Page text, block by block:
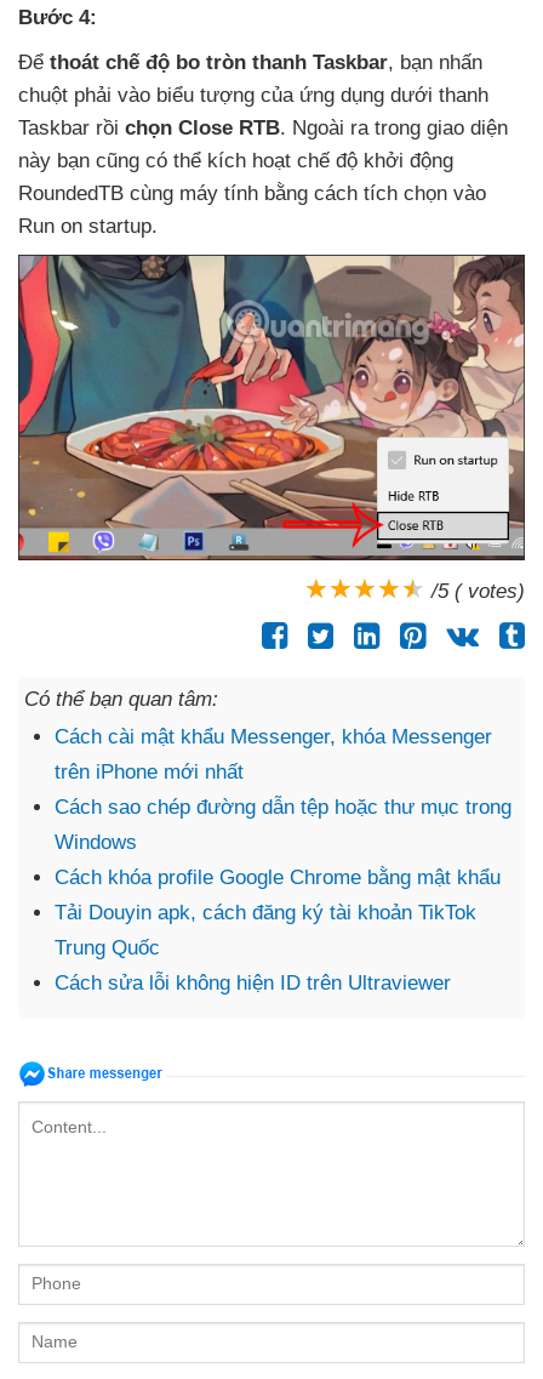
Bước 4:
Để thoát chế độ bo tròn thanh Taskbar, bạn nhấn
chuột phải vào biểu tượng của ứng dụng dưới thanh
Taskbar rồi chọn Close RTB. Ngoài ra trong giao diện
này bạn cũng có thể kích hoạt chế độ khởi động
RoundedTB cùng máy tính bằng cách tích chọn vào
Run on startup.
/5 ( votes)
Có thể bạn quan tâm:
Cách cài mật khẩu Messenger, khóa Messenger
trên iPhone mới nhất
Cách sao chép đường dẫn tệp hoặc thư mục trong
Windows
Cách khóa profile Google Chrome bằng mật khẩu
Tải Douyin apk, cách đăng ký tài khoản TikTok
Trung Quốc
Cách sửa lỗi không hiện ID trên Ultraviewer